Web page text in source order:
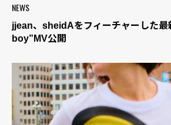
NEWS
jjean、sheidAをフィーチャーした
boy”MV公開